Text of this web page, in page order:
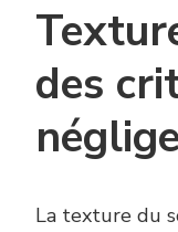
des
La texture du